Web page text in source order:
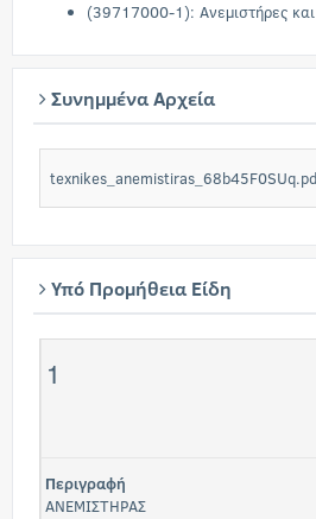
(39717000-1): Ανεμιστήρες
Συνημμένα Αρχεία
Υπό Προμήθεια Είδη
1
Περιγραφή
ΑΝΕΜΙΣΤΗΡΑΣ